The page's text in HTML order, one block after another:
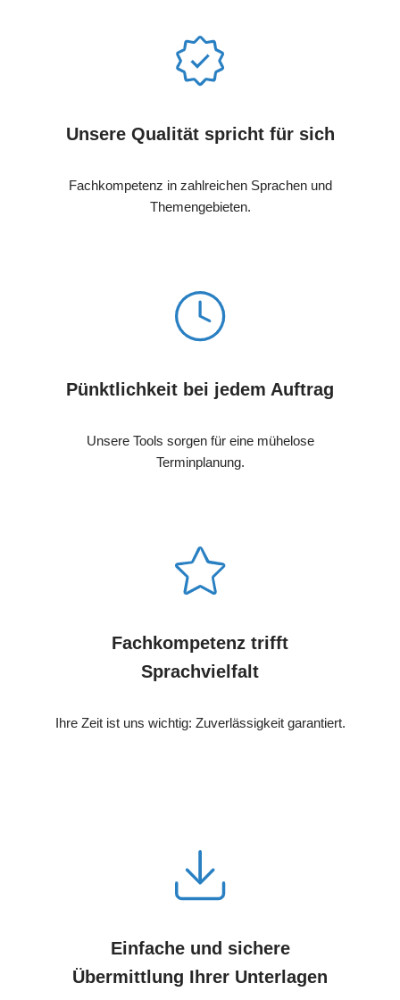
Unsere Qualität spricht für sich
Fachkompetenz in zahlreichen Sprachen und
Themengebieten.
Pünktlichkeit bei jedem Auftrag
Unsere Tools sorgen für eine mühelose
Terminplanung.
Fachkompetenz trifft
Sprachvielfalt
Ihre Zeit ist uns wichtig: Zuverlässigkeit garantiert.
Einfache und sichere
Übermittlung Ihrer Unterlagen